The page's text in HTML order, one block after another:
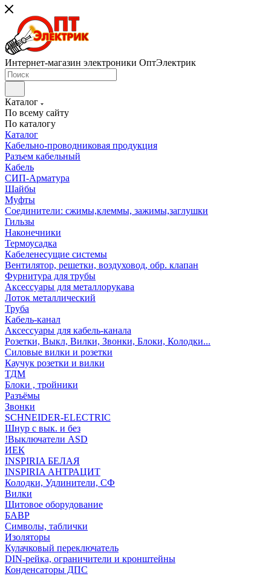
Интернет-магазин электроники ОптЭлектрик
Каталог
По всему сайту
По каталогу
Каталог
Кабельно-проводниковая продукция
Разъем кабельный
Кабель
СИП-Арматура
Шайбы
Муфты
Соединители: сжимы,клеммы, зажимы,заглушки
Гильзы
Наконечники
Термоусадка
Кабеленесущие системы
Вентилятор, решетки, воздуховод, обр. клапан
Фурнитура для трубы
Аксессуары для металлорукава
Лоток металлический
Труба
Кабель-канал
Аксессуары для кабель-канала
Розетки, Выкл, Вилки, Звонки, Блоки, Колодки...
Силовые вилки и розетки
Каучук розетки и вилки
ТДМ
Блоки , тройники
Разъёмы
Звонки
SCHNEIDER-ELECTRIC
Шнур с вык. и без
!Выключатели ASD
ИЕК
INSPIRIA БЕЛАЯ
INSPIRIA АНТРАЦИТ
Колодки, Удлинители, СФ
Вилки
Щитовое оборудование
БАВР
Символы, таблички
Изоляторы
Кулачковый переключатель
DIN-рейка, ограничители и кронштейны
Конденсаторы ДПС